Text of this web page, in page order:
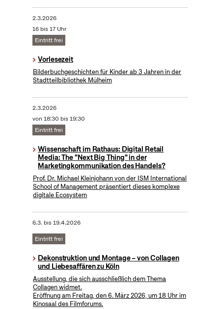
2.3.2026
16 bis 17 Uhr
Eintritt frei
Vorlesezeit
Bilderbuchgeschichten für Kinder ab 3 Jahren in der
Stadtteilbibliothek Mülheim
2.3.2026
von 18:30 bis 19:30
Eintritt frei
Wissenschaft im Rathaus: Digital Retail
Media: The "Next Big Thing" in der
Marketingkommunikation des Handels?
Prof. Dr. Michael Kleinjohann von der ISM International
School of Management präsentiert dieses komplexe
digitale Ecosystem
6.3. bis19.4.2026
Eintritt frei
Dekonstruktion und Montage – von Collagen
und Liebesaffären zu Köln
Ausstellung, die sich ausschließlich dem Thema
Collagen widmet.
Eröffnung am Freitag, den 6. März 2026, um 18 Uhr im
Kinosaal des Filmforums.